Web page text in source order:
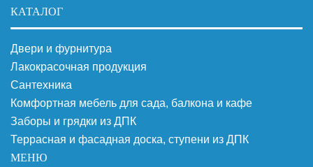
КАТАЛОГ
Двери и фурнитура
Лакокрасочная продукция
Сантехника
Комфортная мебель для сада, балкона и кафе
Заборы и грядки из ДПК
Террасная и фасадная доска, ступени из ДПК
МЕНЮ